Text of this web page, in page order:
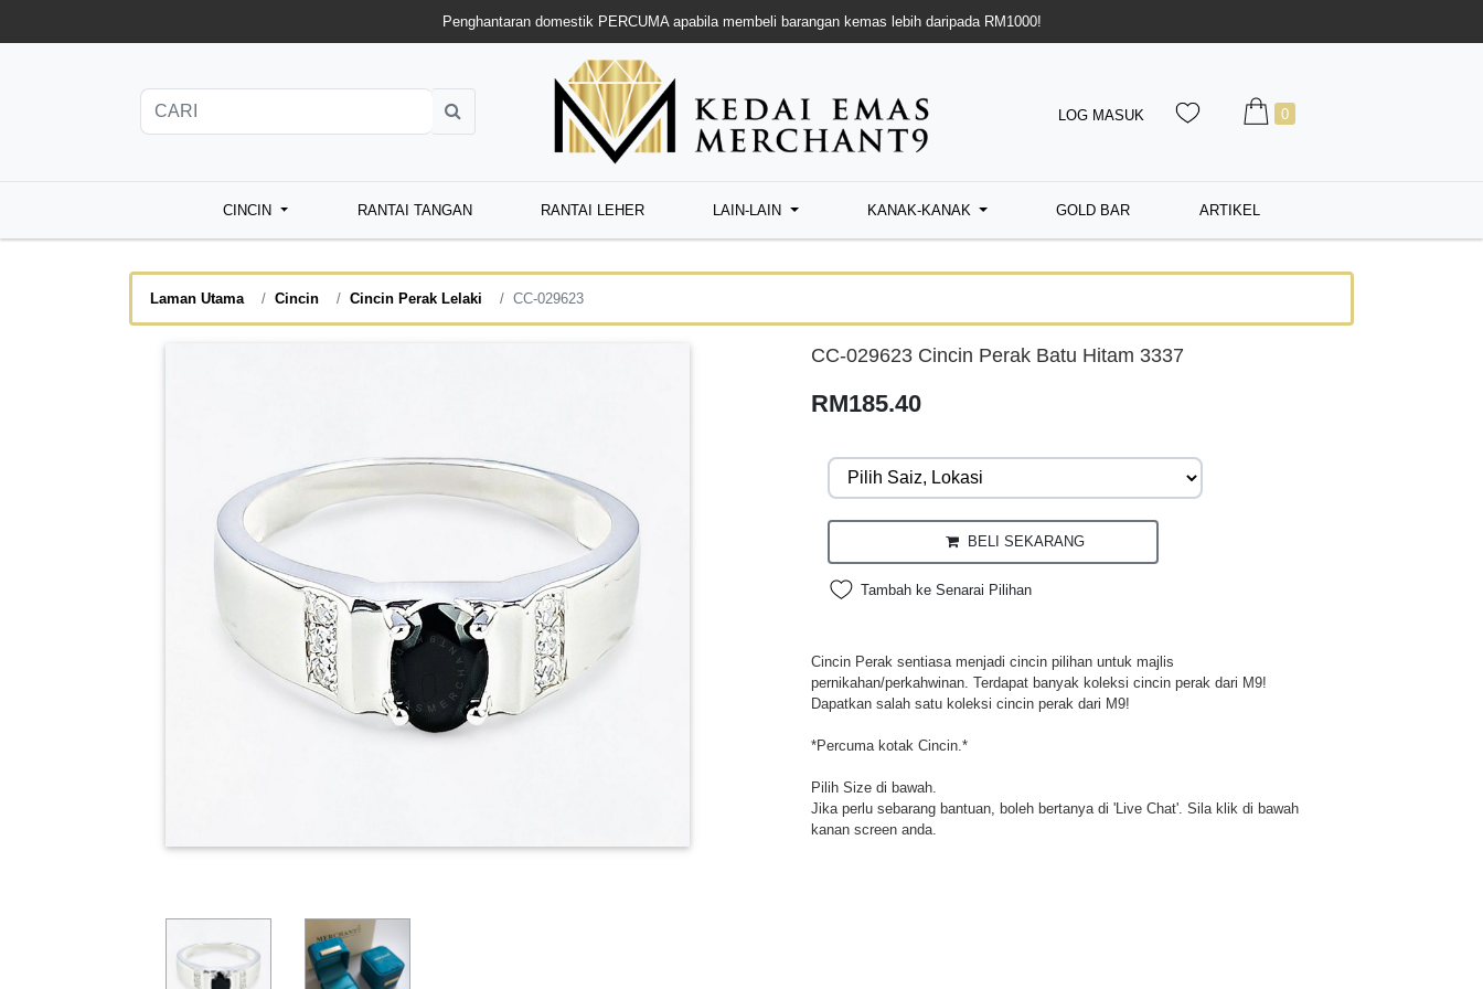
Penghantaran domestik PERCUMA apabila membeli barangan kemas lebih daripada RM1000!
LOG MASUK 0
CINCIN RANTAI TANGAN RANTAI LEHER LAIN-LAIN KANAK-KANAK GOLD BAR ARTIKEL
Laman Utama Cincin Cincin Perak Lelaki CC-029623
CC-029623 Cincin Perak Batu Hitam 3337
RM185.40
BELI SEKARANG
Tambah ke Senarai Pilihan
Cincin Perak sentiasa menjadi cincin pilihan untuk majlis
pernikahan/perkahwinan. Terdapat banyak koleksi cincin perak dari M9!
Dapatkan salah satu koleksi cincin perak dari M9!
*Percuma kotak Cincin.*
Pilih Size di bawah.
Jika perlu sebarang bantuan, boleh bertanya di 'Live Chat'. Sila klik di bawah
kanan screen anda.